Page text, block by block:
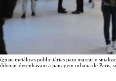
metálicas publicitárias para marcar e
desenhavam a paisagem urbana de Paris,